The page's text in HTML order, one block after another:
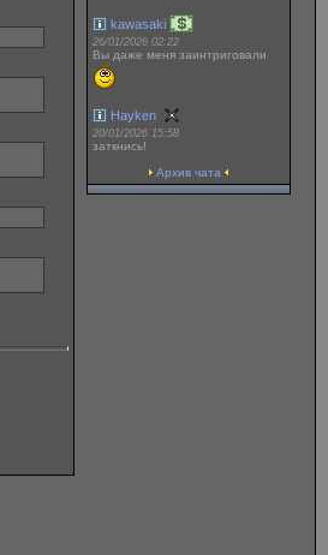
kawasaki
26/01/2026 02:22
Вы даже меня заинтриговали
Hayken
20/01/2026 15:58
заткнись!
Архив чата